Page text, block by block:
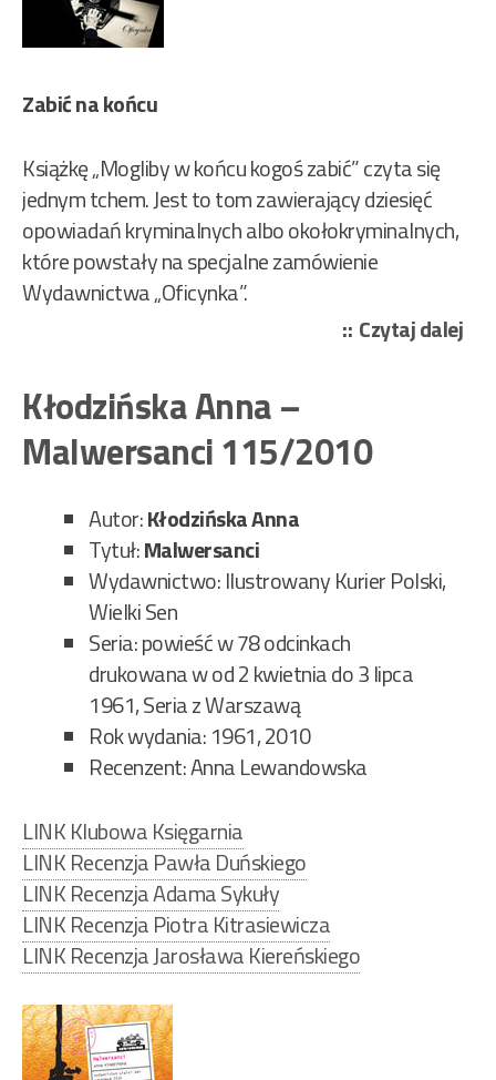
Zabić na końcu
Książkę „Mogliby w końcu kogoś zabić” czyta się
jednym tchem. Jest to tom zawierający dziesięć
opowiadań kryminalnych albo okołokryminalnych,
które powstały na specjalne zamówienie
Wydawnictwa „Oficynka”.
Czytaj dalej
Kłodzińska Anna –
Malwersanci 115/2010
Autor:Kłodzińska Anna
Tytuł:Malwersanci
Wydawnictwo: Ilustrowany Kurier Polski,
Wielki Sen
Seria: powieść w 78 odcinkach
drukowana w od 2 kwietnia do 3 lipca
1961, Seria z Warszawą
Rok wydania: 1961, 2010
Recenzent: Anna Lewandowska
LINK Klubowa Księgarnia
LINK Recenzja Pawła Duńskiego
LINK Recenzja Adama Sykuły
LINK Recenzja Piotra Kitrasiewicza
LINK Recenzja Jarosława Kiereńskiego